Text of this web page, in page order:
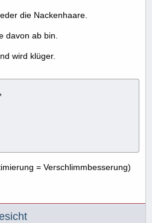
die Nackenhaare.
davon ab bin.
wird klüger.
= Verschlimmbesserung)